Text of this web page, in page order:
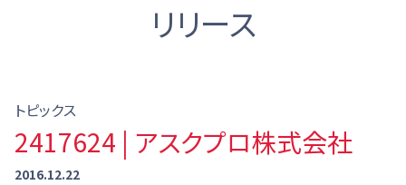
リリース
トピックス
2417624 | アスクプロ株式会社
2016.12.22